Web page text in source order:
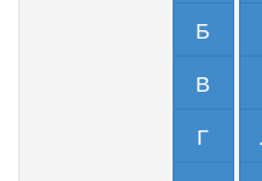
Б
В
Г